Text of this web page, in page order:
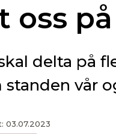
oss
03.07.2023
delta på
standen vår